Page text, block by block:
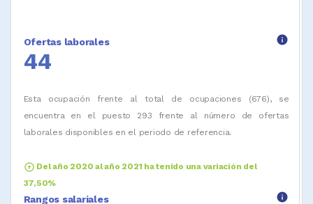
Ofertas laborales info
44
Esta ocupación frente al total de ocupaciones (676), se
encuentra en el puesto 293 frente al número de ofertas
laborales disponibles en el periodo de referencia.
arrow_circle_up Del año 2020 al año 2021 ha tenido una variación del
37,50%
Rangos salariales info